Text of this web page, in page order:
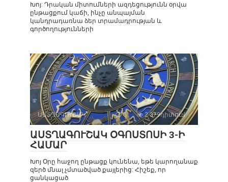
Խոյ: Դրական միտումների ազդեցությունն օրվա
ընթացքում կաճի, ինչը անպայման
կանդրադառնա ձեր տրամադրության և
գործողությունների
ԱՍՏՂԱԳՈՒՇԱԿ 0 2 379դիտում
ԱՍՏՂԱԳՈՒՇԱԿ ՕԳՈՍՏՈՍԻ 3-Ի
ՀԱՄԱՐ
Խոյ Օրը հաջող ընթացք կունենա, եթե կարողանաք
զերծ մնալ չմտածված քայլերից: Հիշեք, որ
ցանկացած